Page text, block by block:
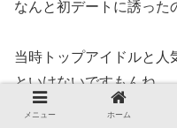
なんと初デートに誘った
当時トップアイドルと人
といけないですもんね…
それにしてもメロンジュ
メニュー ホーム